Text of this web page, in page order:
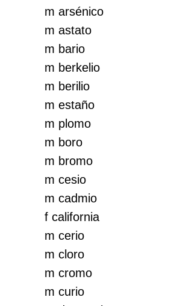
m arsénico
m astato
m bario
m berkelio
m berilio
m estaño
m plomo
m boro
m bromo
m cesio
m cadmio
f california
m cerio
m cloro
m cromo
m curio